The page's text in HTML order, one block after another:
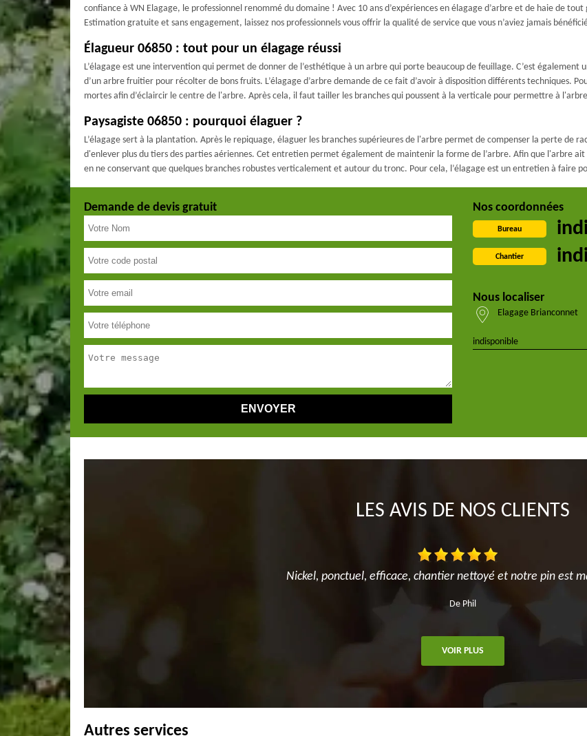
confiance à WN Elagage, le professionnel renommé du domaine ! Avec 10 ans d’expériences en élagage d’arbre et de haie de
Estimation gratuite et sans engagement, laissez nos professionnels vous offrir la qualité de service que vous n’aviez jamais
Élagueur 06850 : tout pour un élagage réussi
L’élagage est une intervention qui permet de donner de l’esthétique à un arbre qui porte beaucoup de feuillage. C’est
d’un arbre fruitier pour récolter de bons fruits. L’élagage d’arbre demande de ce fait d’avoir à disposition différents techniques.
mortes afin d’éclaircir le centre de l'arbre. Après cela, il faut tailler les branches qui poussent à la verticale pour permettre à
Paysagiste 06850 : pourquoi élaguer ?
L’élagage sert à la plantation. Après le repiquage, élaguer les branches supérieures de l'arbre permet de compenser la perte de
d'enlever plus du tiers des parties aériennes. Cet entretien permet également de maintenir la forme de l’arbre. Afin que l'arbre
en ne conservant que quelques branches robustes verticalement et autour du tronc. Pour cela, l’élagage est un entretien à faire
Demande de devis gratuit Nos coordonnées
Bureau
Chantier
Nous localiser
Elagage Brianconnet
indisponible
LES AVIS DE NOS CLIENTS
Nickel, ponctuel, efficace, chantier nettoyé et notre pin est
De Phil
VOIR PLUS
Autres services